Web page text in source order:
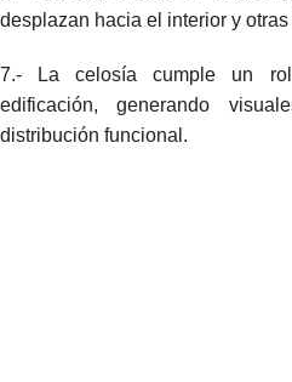
desplazan hacia el interior y
7.- La celosía cumple un
edificación, generando
distribución funcional.